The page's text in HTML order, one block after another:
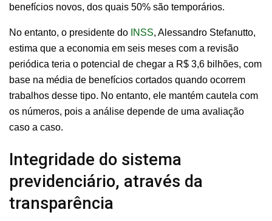
benefícios novos, dos quais 50% são temporários.
No entanto, o presidente do INSS, Alessandro Stefanutto,
estima que a economia em seis meses com a revisão
periódica teria o potencial de chegar a R$ 3,6 bilhões, com
base na média de benefícios cortados quando ocorrem
trabalhos desse tipo. No entanto, ele mantém cautela com
os números, pois a análise depende de uma avaliação
caso a caso.
Integridade do sistema
previdenciário, através da
transparência